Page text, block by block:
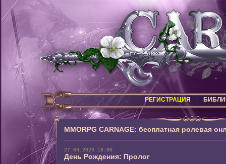
РЕГИСТРАЦИЯ
MMORPG CARNAGE: бесплатная ролевая
27.04.2026 18:00
День Рождения: Пролог